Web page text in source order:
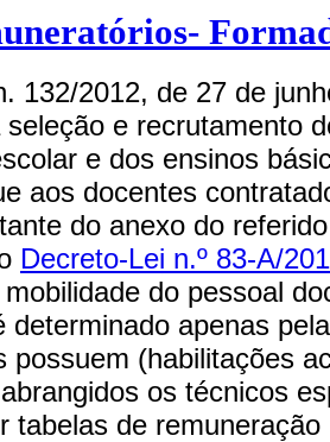
132/2012, de 27 de
e recrutamento
e dos ensinos
aos docentes
do anexo do
Decreto-Lei n.º 83-A/
do pessoal
determinado apenas
possuem (habilitações
os técnicos
tabelas de